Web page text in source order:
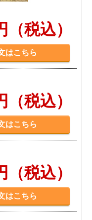
税込）
はこちら
税込）
はこちら
税込）
はこちら